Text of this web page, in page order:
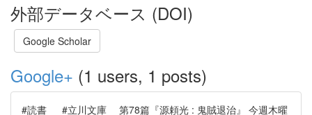
外部データベース (DOI)
Google Scholar
Google+ (1 users, 1 posts)
#読書 #立川文庫 第78篇『源頼光 : 鬼賊退治』 今週木曜